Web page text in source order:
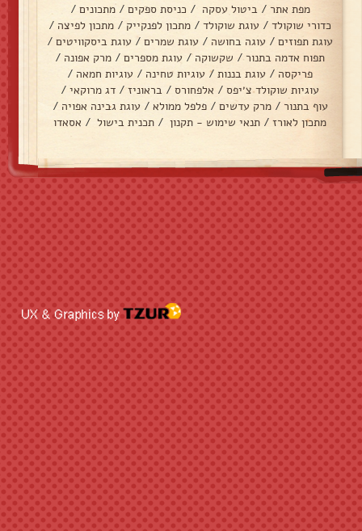
מפת אתר / ביטול עסקה / כניסת ספקים / מתכונים /
כדורי שוקולד / עוגת שוקולד / מתכון לפנקייק / מתכון לפיצה /
עוגת תפוזים / עוגה בחושה / עוגת שמרים / עוגת ביסקוויטים /
תפוח אדמה בתנור/ שקשוקה / עוגת מספרים / מרק אפונה /
פריקסה / עוגת בננות / עוגיות טחינה / עוגיות חמאה /
עוגיות שוקולד צ׳יפס / אלפחורס / בראוניז / דג מרוקאי /
עוף בתנור / מרק עדשים / פלפל ממולא / עוגת גבינה אפויה /
מתכון לאורז / תנאי שימוש - תקנון / תכנית בישול / אסאדו